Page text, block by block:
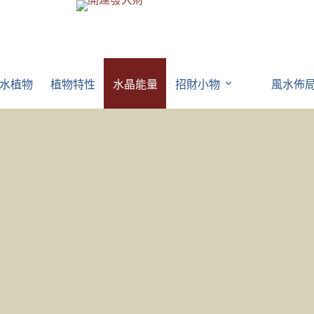
植物 植物特性 水晶能量 招財小物 風水佈